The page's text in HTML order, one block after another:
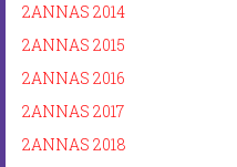
2ANNAS 2014
2ANNAS 2015
2ANNAS 2016
2ANNAS 2017
2ANNAS 2018